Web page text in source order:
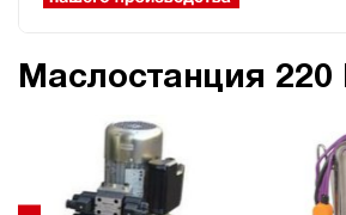
Маслостанция 220